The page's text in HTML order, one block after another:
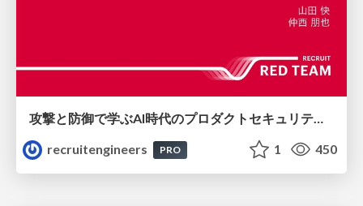
攻撃と防御で学ぶAI時代のプロダクトセキュリティ演習
recruitengineers
PRO 1 450